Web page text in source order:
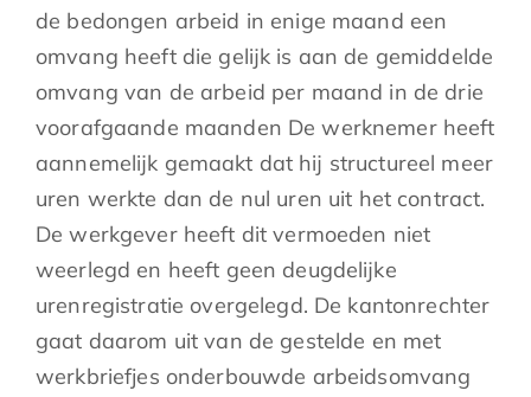
de bedongen arbeid in enige maand een
omvang heeft die gelijk is aan de gemiddelde
omvang van de arbeid per maand in de drie
voorafgaande maanden De werknemer heeft
aannemelijk gemaakt dat hij structureel meer
uren werkte dan de nul uren uit het contract.
De werkgever heeft dit vermoeden niet
weerlegd en heeft geen deugdelijke
urenregistratie overgelegd. De kantonrechter
gaat daarom uit van de gestelde en met
werkbriefjes onderbouwde arbeidsomvang